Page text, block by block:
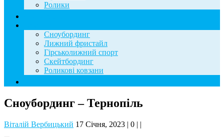
Ролики
Сноубординг
Лижний фристайл
Гірськолижний спорт
Скейтбординг
Роликові ковзани
Сноубординг – Тернопіль
Віталій Вербицький 17 Січня, 2023 | 0 | |